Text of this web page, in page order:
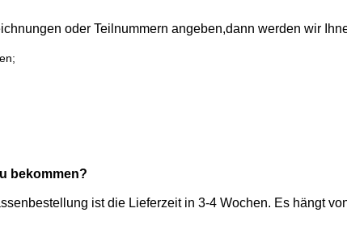
oder Teilnummern angeben,dann werden wir
bekommen?
ist die Lieferzeit in 3-4 Wochen. Es hängt